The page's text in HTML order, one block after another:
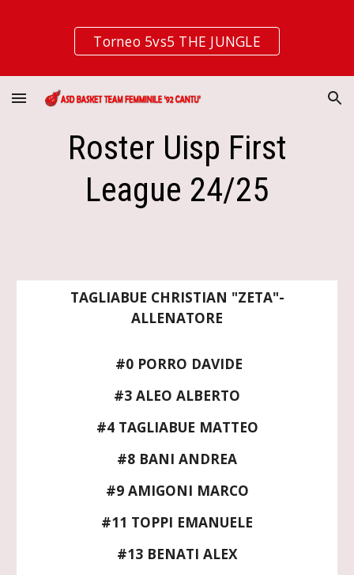
Skip to main content Skip to navigation
Torneo 5vs5 THE JUNGLE
Roster Uisp First
League 24/25
TAGLIABUE CHRISTIAN "ZETA"-
ALLENATORE
#0 PORRO DAVIDE
#3 ALEO ALBERTO
#4 TAGLIABUE MATTEO
#8 BANI ANDREA
#9 AMIGONI MARCO
#11 TOPPI EMANUELE
#13 BENATI ALEX